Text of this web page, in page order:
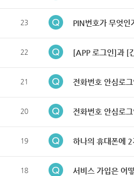
23 PIN번호가 무엇인
22 [APP 로그인]과 [
21 전화번호 안심로
20 전화번호 안심로
19 하나의 휴대폰에
18 서비스 가입은 어